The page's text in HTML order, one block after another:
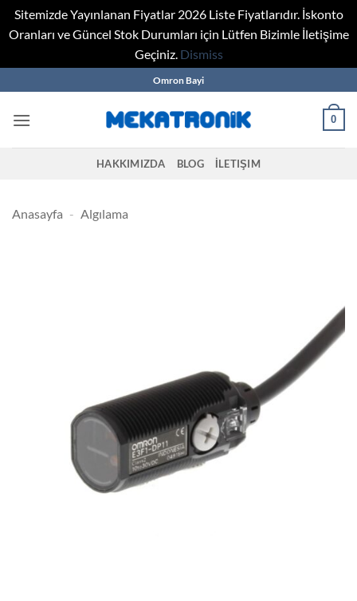
Sitemizde Yayınlanan Fiyatlar 2026 Liste Fiyatlarıdır. İskonto
Oranları ve Güncel Stok Durumları için Lütfen Bizimle İletişime
Geçiniz. Dismiss
to
content
Omron Bayi
0
HAKKIMIZDA BLOG İLETIŞIM
Anasayfa - Algılama